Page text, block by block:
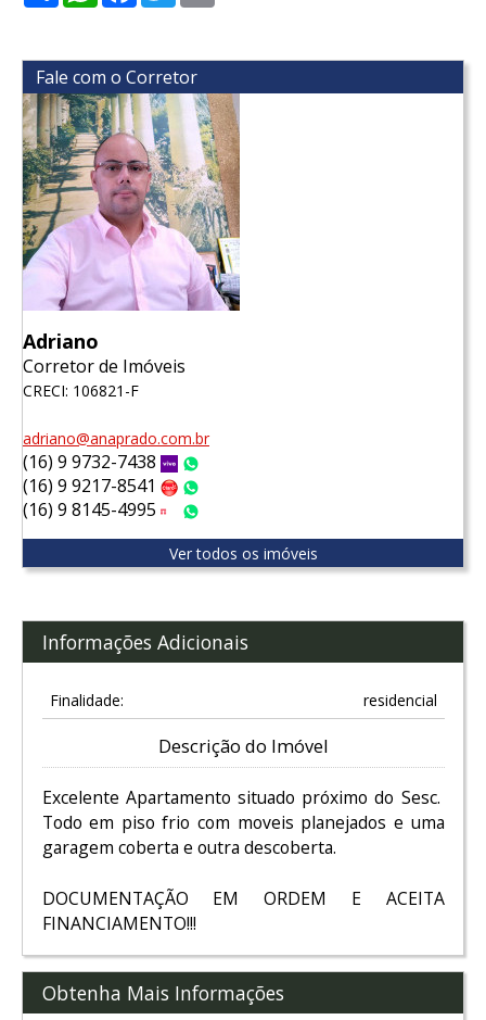
Fale com o Corretor
Adriano
Corretor de Imóveis
CRECI: 106821-F
adriano@anaprado.com.br
(16) 9 9732-7438 Vivo
(16) 9 9217-8541 Claro
(16) 9 8145-4995 Tim
Ver todos os imóveis
Informações Adicionais
Finalidade: residencial
Descrição do Imóvel
Excelente Apartamento situado próximo do Sesc.
Todo em piso frio com moveis planejados e uma
garagem coberta e outra descoberta.
DOCUMENTAÇÃO EM ORDEM E ACEITA
FINANCIAMENTO!!!
Obtenha Mais Informações